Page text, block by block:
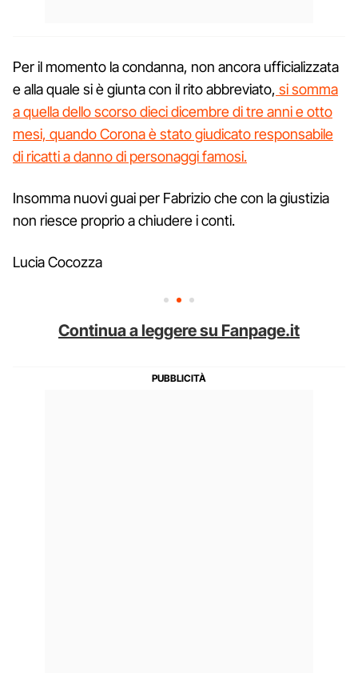
Per il momento la condanna, non ancora ufficializzata
e alla quale si è giunta con il rito abbreviato, si somma
a quella dello scorso dieci dicembre di tre anni e otto
mesi, quando Corona è stato giudicato responsabile
di ricatti a danno di personaggi famosi.
Insomma nuovi guai per Fabrizio che con la giustizia
non riesce proprio a chiudere i conti.
Lucia Cocozza
Continua a leggere su Fanpage.it